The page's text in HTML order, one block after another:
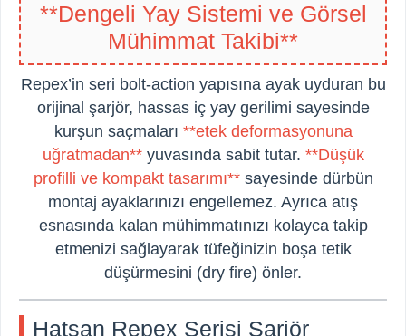
**Dengeli Yay Sistemi ve Görsel
Mühimmat Takibi**
Repex’in seri bolt-action yapısına ayak uyduran bu
orijinal şarjör, hassas iç yay gerilimi sayesinde
kurşun saçmaları **etek deformasyonuna
uğratmadan**yuvasında sabit tutar. **Düşük
profilli ve kompakt tasarımı**sayesinde dürbün
montaj ayaklarınızı engellemez. Ayrıca atış
esnasında kalan mühimmatınızı kolayca takip
etmenizi sağlayarak tüfeğinizin boşa tetik
düşürmesini (dry fire) önler.
Hatsan Repex Serisi Şarjör